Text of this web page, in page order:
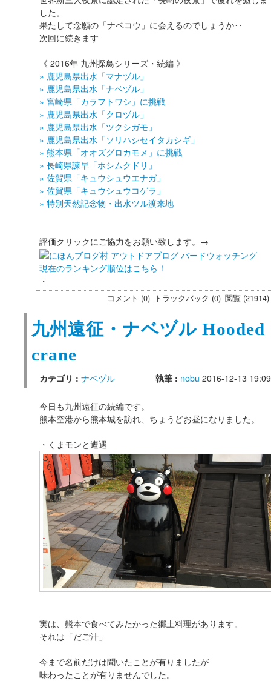
した。
果たして念願の「ナベコウ」に会えるのでしょうか‥
次回に続きます
《 2016年 九州探鳥シリーズ・続編 》
» 鹿児島県出水「マナヅル」
» 鹿児島県出水「ナベヅル」
» 宮崎県「カラフトワシ」に挑戦
» 鹿児島県出水「クロヅル」
» 鹿児島県出水「ツクシガモ」
» 鹿児島県出水「ソリハシセイタカシギ」
» 熊本県「オオズグロカモメ」に挑戦
» 長崎県諫早「ホシムクドリ」
» 佐賀県「キュウシュウエナガ」
» 佐賀県「キュウシュウコゲラ」
» 特別天然記念物・出水ツル渡来地
評価クリックにご協力をお願い致します。→
現在のランキング順位はこちら！
・
コメント (0) トラックバック (0) 閲覧 (21914)
九州遠征・ナベヅル Hooded
crane
カテゴリ : ナベヅル 執筆 : nobu 2016-12-13 19:09
今日も九州遠征の続編です。
熊本空港から熊本城を訪れ、ちょうどお昼になりました。
・くまモンと遭遇
実は、熊本で食べてみたかった郷土料理があります。
それは「だご汁」
今まで名前だけは聞いたことが有りましたが
味わったことが有りませんでした。